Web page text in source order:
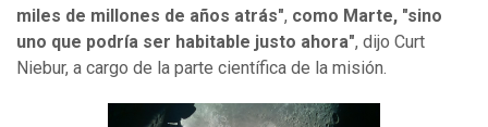
miles de millones de años atrás", como Marte, "sino
uno que podría ser habitable justo ahora", dijo Curt
Niebur, a cargo de la parte científica de la misión.